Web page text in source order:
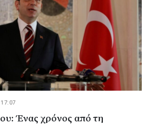
Ένας χρόνος από τη